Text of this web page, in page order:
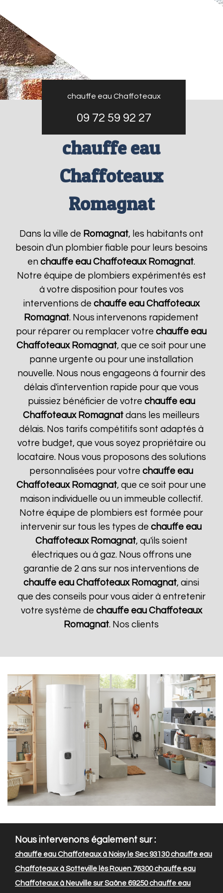
chauffe eau Chaffoteaux
09 72 59 92 27
chauffe eau
Chaffoteaux
Romagnat
Dans la ville de Romagnat, les habitants ont
besoin d'un plombier fiable pour leurs besoins
enchauffe eau Chaffoteaux Romagnat.
Notre équipe de plombiers expérimentés est
à votre disposition pour toutes vos
interventions de chauffe eau Chaffoteaux
Romagnat. Nous intervenons rapidement
pour réparer ou remplacer votrechauffe eau
Chaffoteaux Romagnat, que ce soit pour une
panne urgente ou pour une installation
nouvelle. Nous nous engageons à fournir des
délais d'intervention rapide pour que vous
puissiez bénéficier de votre chauffe eau
Chaffoteaux Romagnat dans les meilleurs
délais. Nos tarifs compétitifs sont adaptés à
votre budget, que vous soyez propriétaire ou
locataire. Nous vous proposons des solutions
personnalisées pour votrechauffe eau
Chaffoteaux Romagnat, que ce soit pour une
maison individuelle ou un immeuble collectif.
Notre équipe de plombiers est formée pour
intervenir sur tous les types dechauffe eau
Chaffoteaux Romagnat, qu'ils soient
électriques ou à gaz. Nous offrons une
garantie de 2 ans sur nos interventions de
chauffe eau Chaffoteaux Romagnat, ainsi
que des conseils pour vous aider à entretenir
votre système de chauffe eau Chaffoteaux
Romagnat. Nos clients
Nous intervenons également sur :
chauffe eau Chaffoteaux à Noisy le Sec 93130chauffe eau
Chaffoteaux à Sotteville lès Rouen 76300chauffe eau
Chaffoteaux à Neuville sur Saône 69250chauffe eau